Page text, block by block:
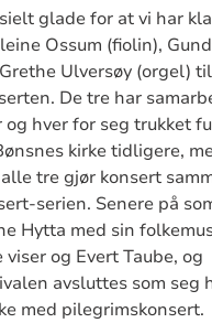
glade for at vi har
Ossum (fiolin),
Ulversøy (orgel) til
De tre har
hver for seg trukket
kirke tidligere,
tre gjør konsert
serien. Senere på
Hytta med sin
og Evert Taube, og
avsluttes som seg
med pilegrimskonsert.